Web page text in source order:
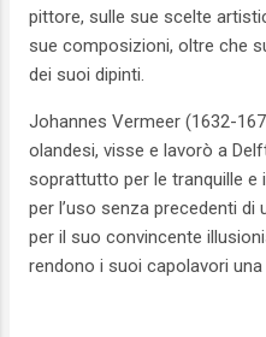
pittore, sulle sue scelte
sue composizioni, oltre che
dei suoi dipinti.
Johannes Vermeer (1632-
olandesi, visse e lavorò a
soprattutto per le tranquille e
per l’uso senza precedenti
per il suo convincente
rendono i suoi capolavori